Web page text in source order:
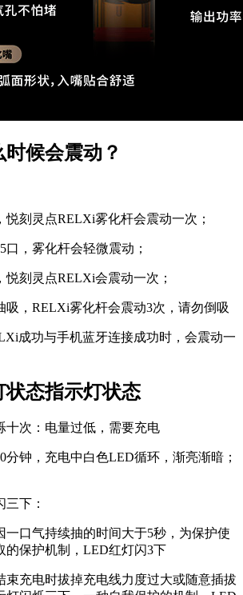
候会震动？
刻灵点RELXi雾化杆会震动一次；
，雾化杆会轻微震动；
刻灵点RELXi会震动一次；
，RELXi雾化杆会震动3次，请勿倒吸
成功与手机蓝牙连接成功时，会震动一
状态指示灯状态
十次：电量过低，需要充电
分钟，充电中白色LED循环，渐亮渐暗；
下：
口气持续抽的时间大于5秒，为保护使
的保护机制，LED红灯闪3下
充电时拔掉充电线力度过大或随意插拔